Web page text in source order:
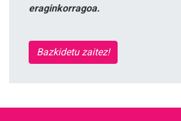
eraginkorragoa.
Bazkidetu zaitez!